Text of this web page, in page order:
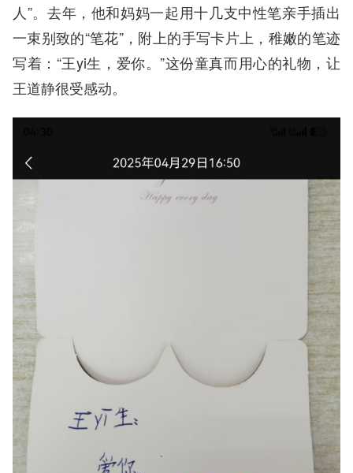
人”。去年，他和妈妈一起用十几支中性笔亲手插出
一束别致的“笔花”，附上的手写卡片上，稚嫩的笔迹
写着：“王yi生，爱你。”这份童真而用心的礼物，让
王道静很受感动。